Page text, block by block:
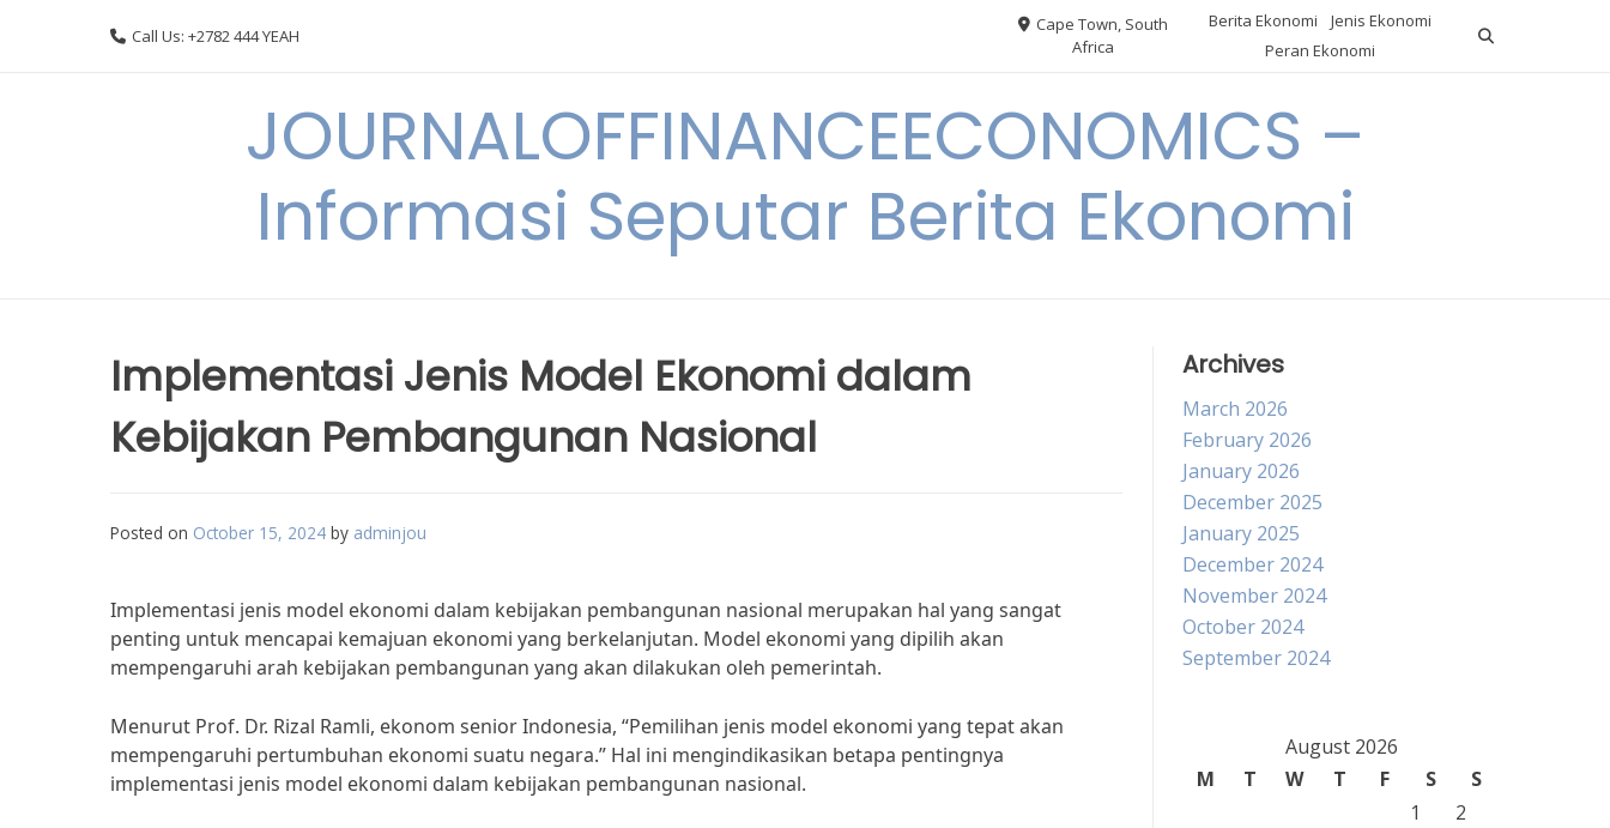
Call Us: +2782 444 YEAH
Cape Town, South
Africa
Berita Ekonomi
Jenis Ekonomi
Peran Ekonomi
JOURNALOFFINANCEECONOMICS –
Informasi Seputar Berita Ekonomi
Implementasi Jenis Model Ekonomi dalam
Kebijakan Pembangunan Nasional
Posted on October 15, 2024 by adminjou
Implementasi jenis model ekonomi dalam kebijakan pembangunan nasional merupakan hal yang sangat
penting untuk mencapai kemajuan ekonomi yang berkelanjutan. Model ekonomi yang dipilih akan
mempengaruhi arah kebijakan pembangunan yang akan dilakukan oleh pemerintah.
Menurut Prof. Dr. Rizal Ramli, ekonom senior Indonesia, “Pemilihan jenis model ekonomi yang tepat akan
mempengaruhi pertumbuhan ekonomi suatu negara.” Hal ini mengindikasikan betapa pentingnya
implementasi jenis model ekonomi dalam kebijakan pembangunan nasional.
Archives
March 2026
February 2026
January 2026
December 2025
January 2025
December 2024
November 2024
October 2024
September 2024
August 2026
M
T W T F S
S
1
2